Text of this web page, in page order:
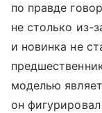
по правде
не столько из-
и новинка не
моделью
он